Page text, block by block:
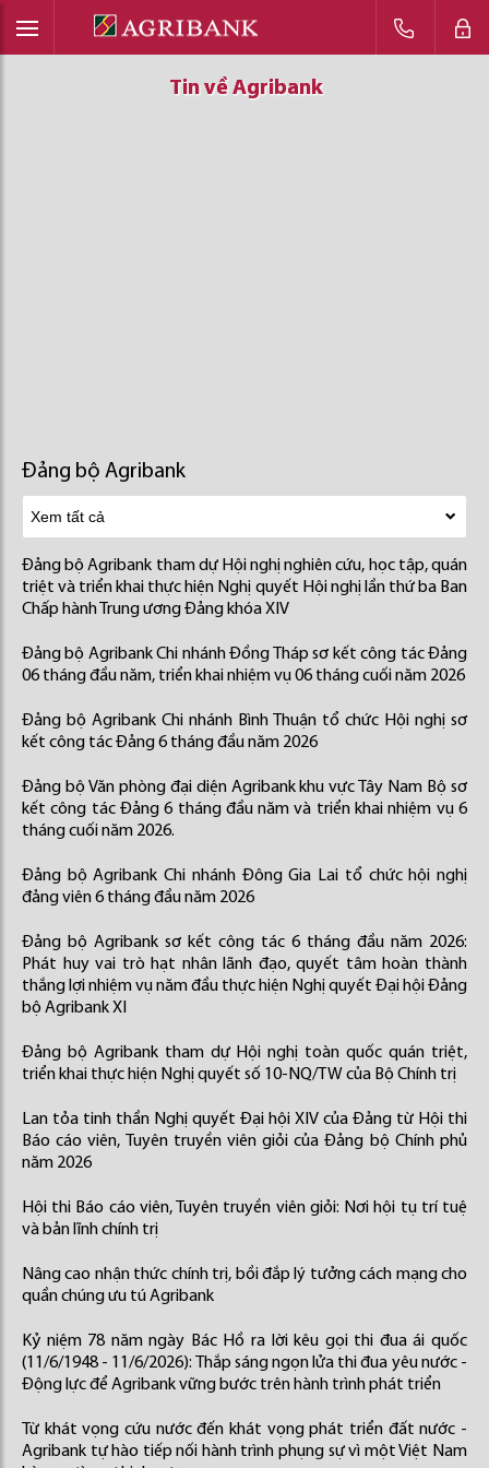
Tin về Agribank
Tin về Agribank
Tin về Agribank
Đảng bộ Agribank
Đảng bộ Agribank tham dự Hội nghị nghiên cứu, học tập, quán
triệt và triển khai thực hiện Nghị quyết Hội nghị lần thứ ba Ban
Chấp hành Trung ương Đảng khóa XIV
Đảng bộ Agribank Chi nhánh Đồng Tháp sơ kết công tác Đảng
06 tháng đầu năm, triển khai nhiệm vụ 06 tháng cuối năm 2026
Đảng bộ Agribank Chi nhánh Bình Thuận tổ chức Hội nghị sơ
kết công tác Đảng 6 tháng đầu năm 2026
Đảng bộ Văn phòng đại diện Agribank khu vực Tây Nam Bộ sơ
kết công tác Đảng 6 tháng đầu năm và triển khai nhiệm vụ 6
tháng cuối năm 2026.
Đảng bộ Agribank Chi nhánh Đông Gia Lai tổ chức hội nghị
đảng viên 6 tháng đầu năm 2026
Đảng bộ Agribank sơ kết công tác 6 tháng đầu năm 2026:
Phát huy vai trò hạt nhân lãnh đạo, quyết tâm hoàn thành
thắng lợi nhiệm vụ năm đầu thực hiện Nghị quyết Đại hội Đảng
bộ Agribank XI
Đảng bộ Agribank tham dự Hội nghị toàn quốc quán triệt,
triển khai thực hiện Nghị quyết số 10-NQ/TW của Bộ Chính trị
Lan tỏa tinh thần Nghị quyết Đại hội XIV của Đảng từ Hội thi
Báo cáo viên, Tuyên truyền viên giỏi của Đảng bộ Chính phủ
năm 2026
Hội thi Báo cáo viên, Tuyên truyền viên giỏi: Nơi hội tụ trí tuệ
và bản lĩnh chính trị
Nâng cao nhận thức chính trị, bồi đắp lý tưởng cách mạng cho
quần chúng ưu tú Agribank
Kỷ niệm 78 năm ngày Bác Hồ ra lời kêu gọi thi đua ái quốc
(11/6/1948 - 11/6/2026): Thắp sáng ngọn lửa thi đua yêu nước -
Động lực để Agribank vững bước trên hành trình phát triển
Từ khát vọng cứu nước đến khát vọng phát triển đất nước -
Agribank tự hào tiếp nối hành trình phụng sự vì một Việt Nam